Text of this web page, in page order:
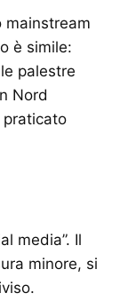
mainstream
è simile:
palestre
Nord
praticato
media”. Il
minore, si